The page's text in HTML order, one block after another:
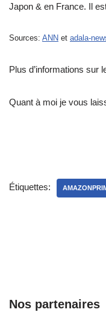
Japon & en France. Il
Sources: ANN et adala-
Plus d’informations sur
Quant à moi je vous
Étiquettes:
Nos partenaires